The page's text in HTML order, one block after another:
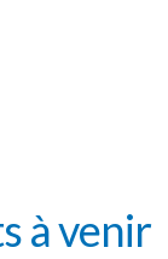
à venir